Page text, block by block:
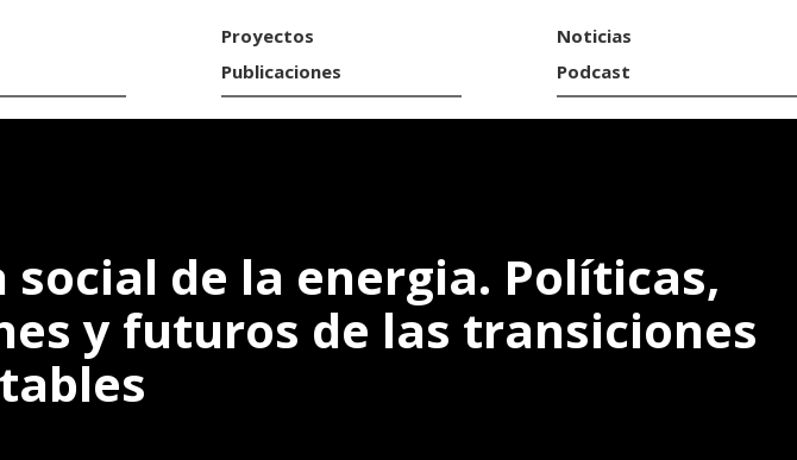
Proyectos
Publicaciones
Noticias
Podcast
social de la energia. Políticas,
y futuros de las transiciones